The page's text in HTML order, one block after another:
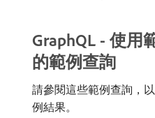
GraphQL - 使用
的範例查詢
請參閱這些範例查詢，
例結果。